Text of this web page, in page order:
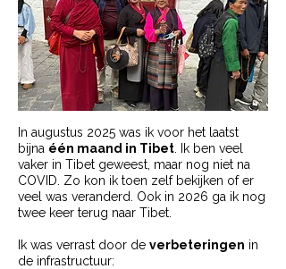
In augustus 2025 was ik voor het laatst
bijna één maand in Tibet . Ik ben veel
vaker in Tibet geweest, maar nog niet na
COVID. Zo kon ik toen zelf bekijken of er
veel was veranderd. Ook in 2026 ga ik nog
twee keer terug naar Tibet.
Ik was verrast door de verbeteringen in
de infrastructuur: